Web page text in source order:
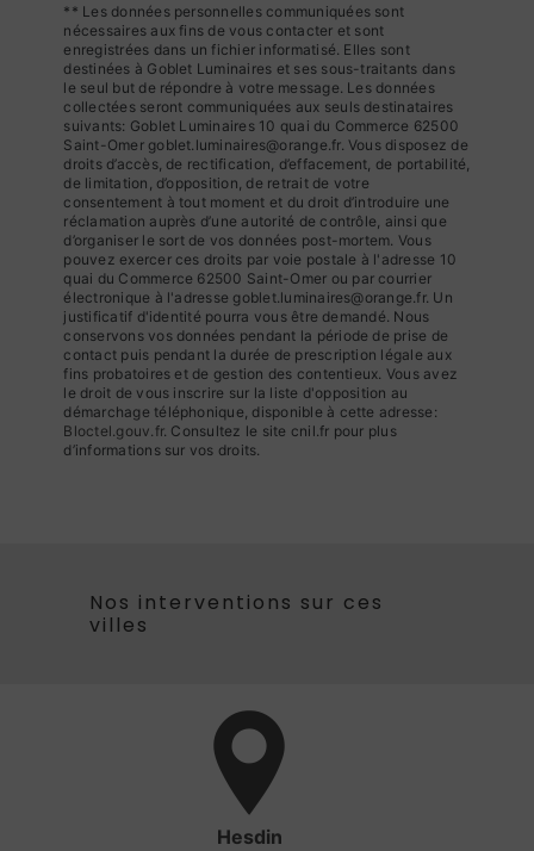
** Les données personnelles communiquées sont
nécessaires aux fins de vous contacter et sont
enregistrées dans un fichier informatisé. Elles sont
destinées à Goblet Luminaires et ses sous-traitants dans
le seul but de répondre à votre message. Les données
collectées seront communiquées aux seuls destinataires
suivants: Goblet Luminaires 10 quai du Commerce 62500
Saint-Omer goblet.luminaires@orange.fr. Vous disposez de
droits d’accès, de rectification, d’effacement, de portabilité,
de limitation, d’opposition, de retrait de votre
consentement à tout moment et du droit d’introduire une
réclamation auprès d’une autorité de contrôle, ainsi que
d’organiser le sort de vos données post-mortem. Vous
pouvez exercer ces droits par voie postale à l'adresse 10
quai du Commerce 62500 Saint-Omer ou par courrier
électronique à l'adresse goblet.luminaires@orange.fr. Un
justificatif d'identité pourra vous être demandé. Nous
conservons vos données pendant la période de prise de
contact puis pendant la durée de prescription légale aux
fins probatoires et de gestion des contentieux. Vous avez
le droit de vous inscrire sur la liste d'opposition au
démarchage téléphonique, disponible à cette adresse:
Bloctel.gouv.fr. Consultez le site cnil.fr pour plus
d’informations sur vos droits.
Nos interventions sur ces
villes
Hesdin